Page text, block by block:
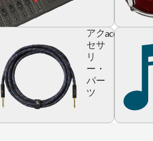
アク
セサ
リ
ー・
パー
ツ
accessory